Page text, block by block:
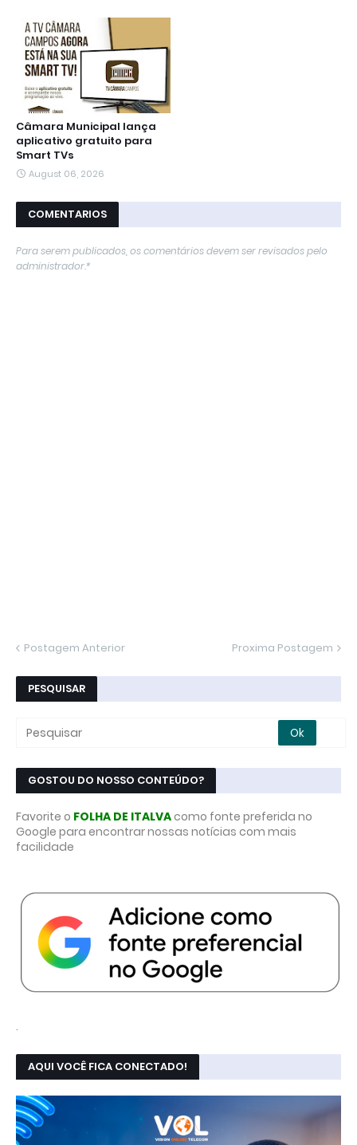
Câmara Municipal lança
aplicativo gratuito para
Smart TVs
August 06, 2026
COMENTARIOS
Para serem publicados, os comentários devem ser revisados ​​pelo
administrador.*
Postagem Anterior Proxima Postagem
PESQUISAR
GOSTOU DO NOSSO CONTEÚDO?
Favorite o FOLHA DE ITALVAcomo fonte preferida no
Google para encontrar nossas notícias com mais
facilidade
.
AQUI VOCÊ FICA CONECTADO!